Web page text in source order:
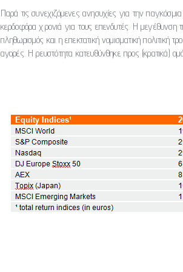
Παρά τις συνεχιζόμενες ανησυχίες για την
κερδοφόρα χρονιά για τους επενδυτές. Η μεγέθυνση
πληθωρισμός και η επεκτατική νομισματική πολιτική
αγορές. Η ρευστότητα κατευθύνθηκε προς (κρατικά)